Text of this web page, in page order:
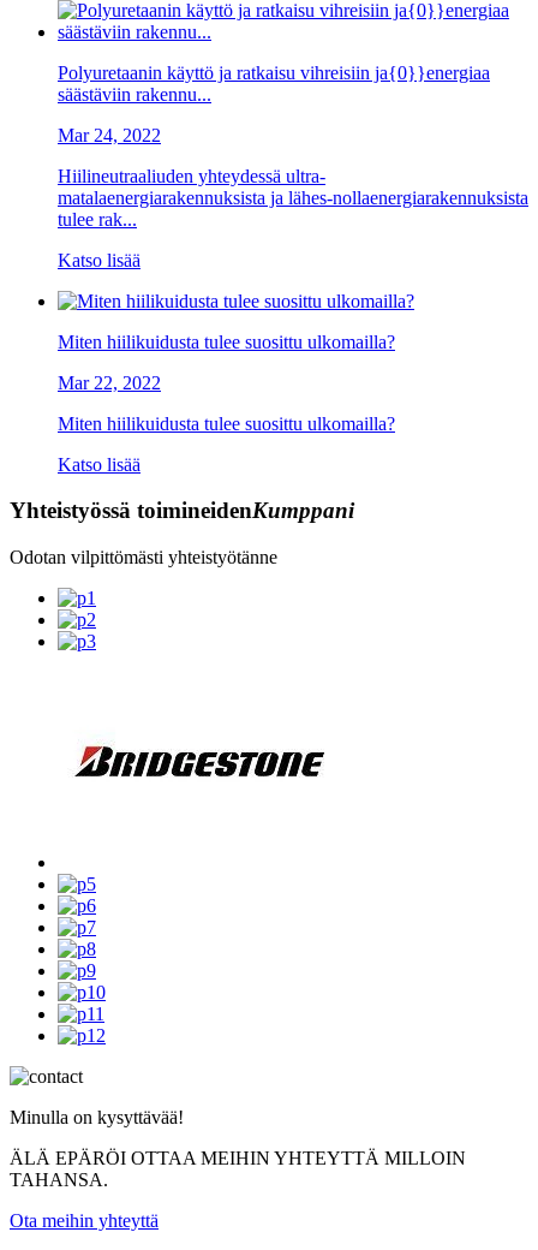
Polyuretaanin käyttö ja ratkaisu vihreisiin ja{0}}energiaa
säästäviin rakennu...
Mar 24, 2022
Hiilineutraaliuden yhteydessä ultra-
matalaenergiarakennuksista ja lähes-nollaenergiarakennuksista
tulee rak...
Katso lisää
Miten hiilikuidusta tulee suosittu ulkomailla?
Mar 22, 2022
Miten hiilikuidusta tulee suosittu ulkomailla?
Katso lisää
Yhteistyössä toimineidenKumppani
Odotan vilpittömästi yhteistyötänne
Minulla on kysyttävää!
ÄLÄ EPÄRÖI OTTAA MEIHIN YHTEYTTÄ MILLOIN
TAHANSA.
Ota meihin yhteyttä